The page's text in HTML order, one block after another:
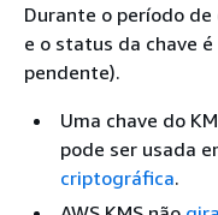
Durante o período
e o status da chave é
pendente).
Uma chave do
pode ser usada
criptográfica.